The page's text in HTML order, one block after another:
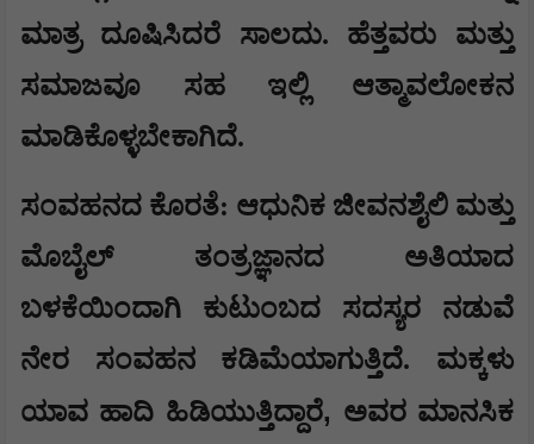
ಮಾತ್ರ ದೂಷಿಸಿದರೆ ಸಾಲದು. ಹೆತ್ತವರು ಮತ್ತು
ಸಮಾಜವೂ ಸಹ ಇಲ್ಲಿ ಆತ್ಮಾವಲೋಕನ
ಮಾಡಿಕೊಳ್ಳಬೇಕಾಗಿದೆ.
​ಸಂವಹನದ ಕೊರತೆ: ಆಧುನಿಕ ಜೀವನಶೈಲಿ ಮತ್ತು
ಮೊಬೈಲ್ ತಂತ್ರಜ್ಞಾನದ ಅತಿಯಾದ
ಬಳಕೆಯಿಂದಾಗಿ ಕುಟುಂಬದ ಸದಸ್ಯರ ನಡುವೆ
ನೇರ ಸಂವಹನ ಕಡಿಮೆಯಾಗುತ್ತಿದೆ. ಮಕ್ಕಳು
ಯಾವ ಹಾದಿ ಹಿಡಿಯುತ್ತಿದ್ದಾರೆ, ಅವರ ಮಾನಸಿಕ